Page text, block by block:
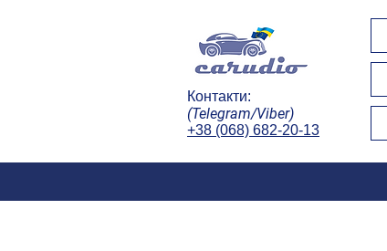
Контакти:
(Telegram/Viber)
+38 (068) 682-20-13